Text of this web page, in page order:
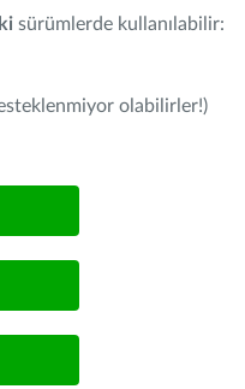
sürümlerde kullanılabilir:
olabilirler!)